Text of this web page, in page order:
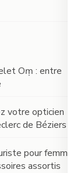
Oṃ : entre
votre opticien
de Béziers
pour femme
assortis